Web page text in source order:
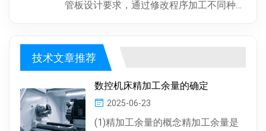
管板设计要求，通过修改程序加工不同种
技术文章推荐
数控机床精加工余量的确定
2025-06-23
(1)精加工余量的概念精加工余量是